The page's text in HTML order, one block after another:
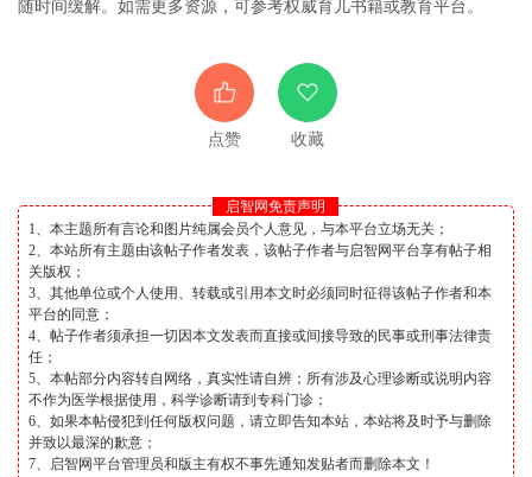
随时间缓解。如需更多资源，可参考权威育儿书籍或教育平台。
点赞 收藏
启智网免责声明
1、本主题所有言论和图片纯属会员个人意见，与本平台立场无关；
2、本站所有主题由该帖子作者发表，该帖子作者与启智网平台享有帖子相
关版权；
3、其他单位或个人使用、转载或引用本文时必须同时征得该帖子作者和本
平台的同意；
4、帖子作者须承担一切因本文发表而直接或间接导致的民事或刑事法律责
任；
5、本帖部分内容转自网络，真实性请自辨；所有涉及心理诊断或说明内容
不作为医学根据使用，科学诊断请到专科门诊；
6、如果本帖侵犯到任何版权问题，请立即告知本站，本站将及时予与删除
并致以最深的歉意；
7、启智网平台管理员和版主有权不事先通知发贴者而删除本文！